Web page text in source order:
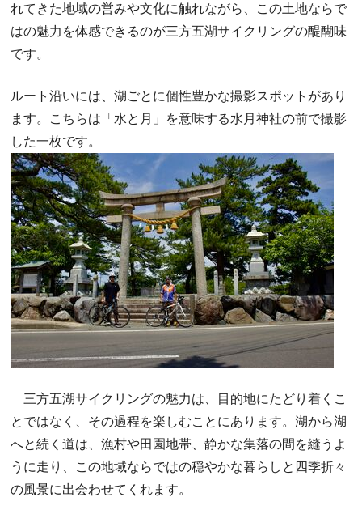
れてきた地域の営みや文化に触れながら、この土地ならで
はの魅力を体感できるのが三方五湖サイクリングの醍醐味
です。
ルート沿いには、湖ごとに個性豊かな撮影スポットがあり
ます。こちらは「水と月」を意味する水月神社の前で撮影
した一枚です。
三方五湖サイクリングの魅力は、目的地にたどり着くこ
とではなく、その過程を楽しむことにあります。湖から湖
へと続く道は、漁村や田園地帯、静かな集落の間を縫うよ
うに走り、この地域ならではの穏やかな暮らしと四季折々
の風景に出会わせてくれます。